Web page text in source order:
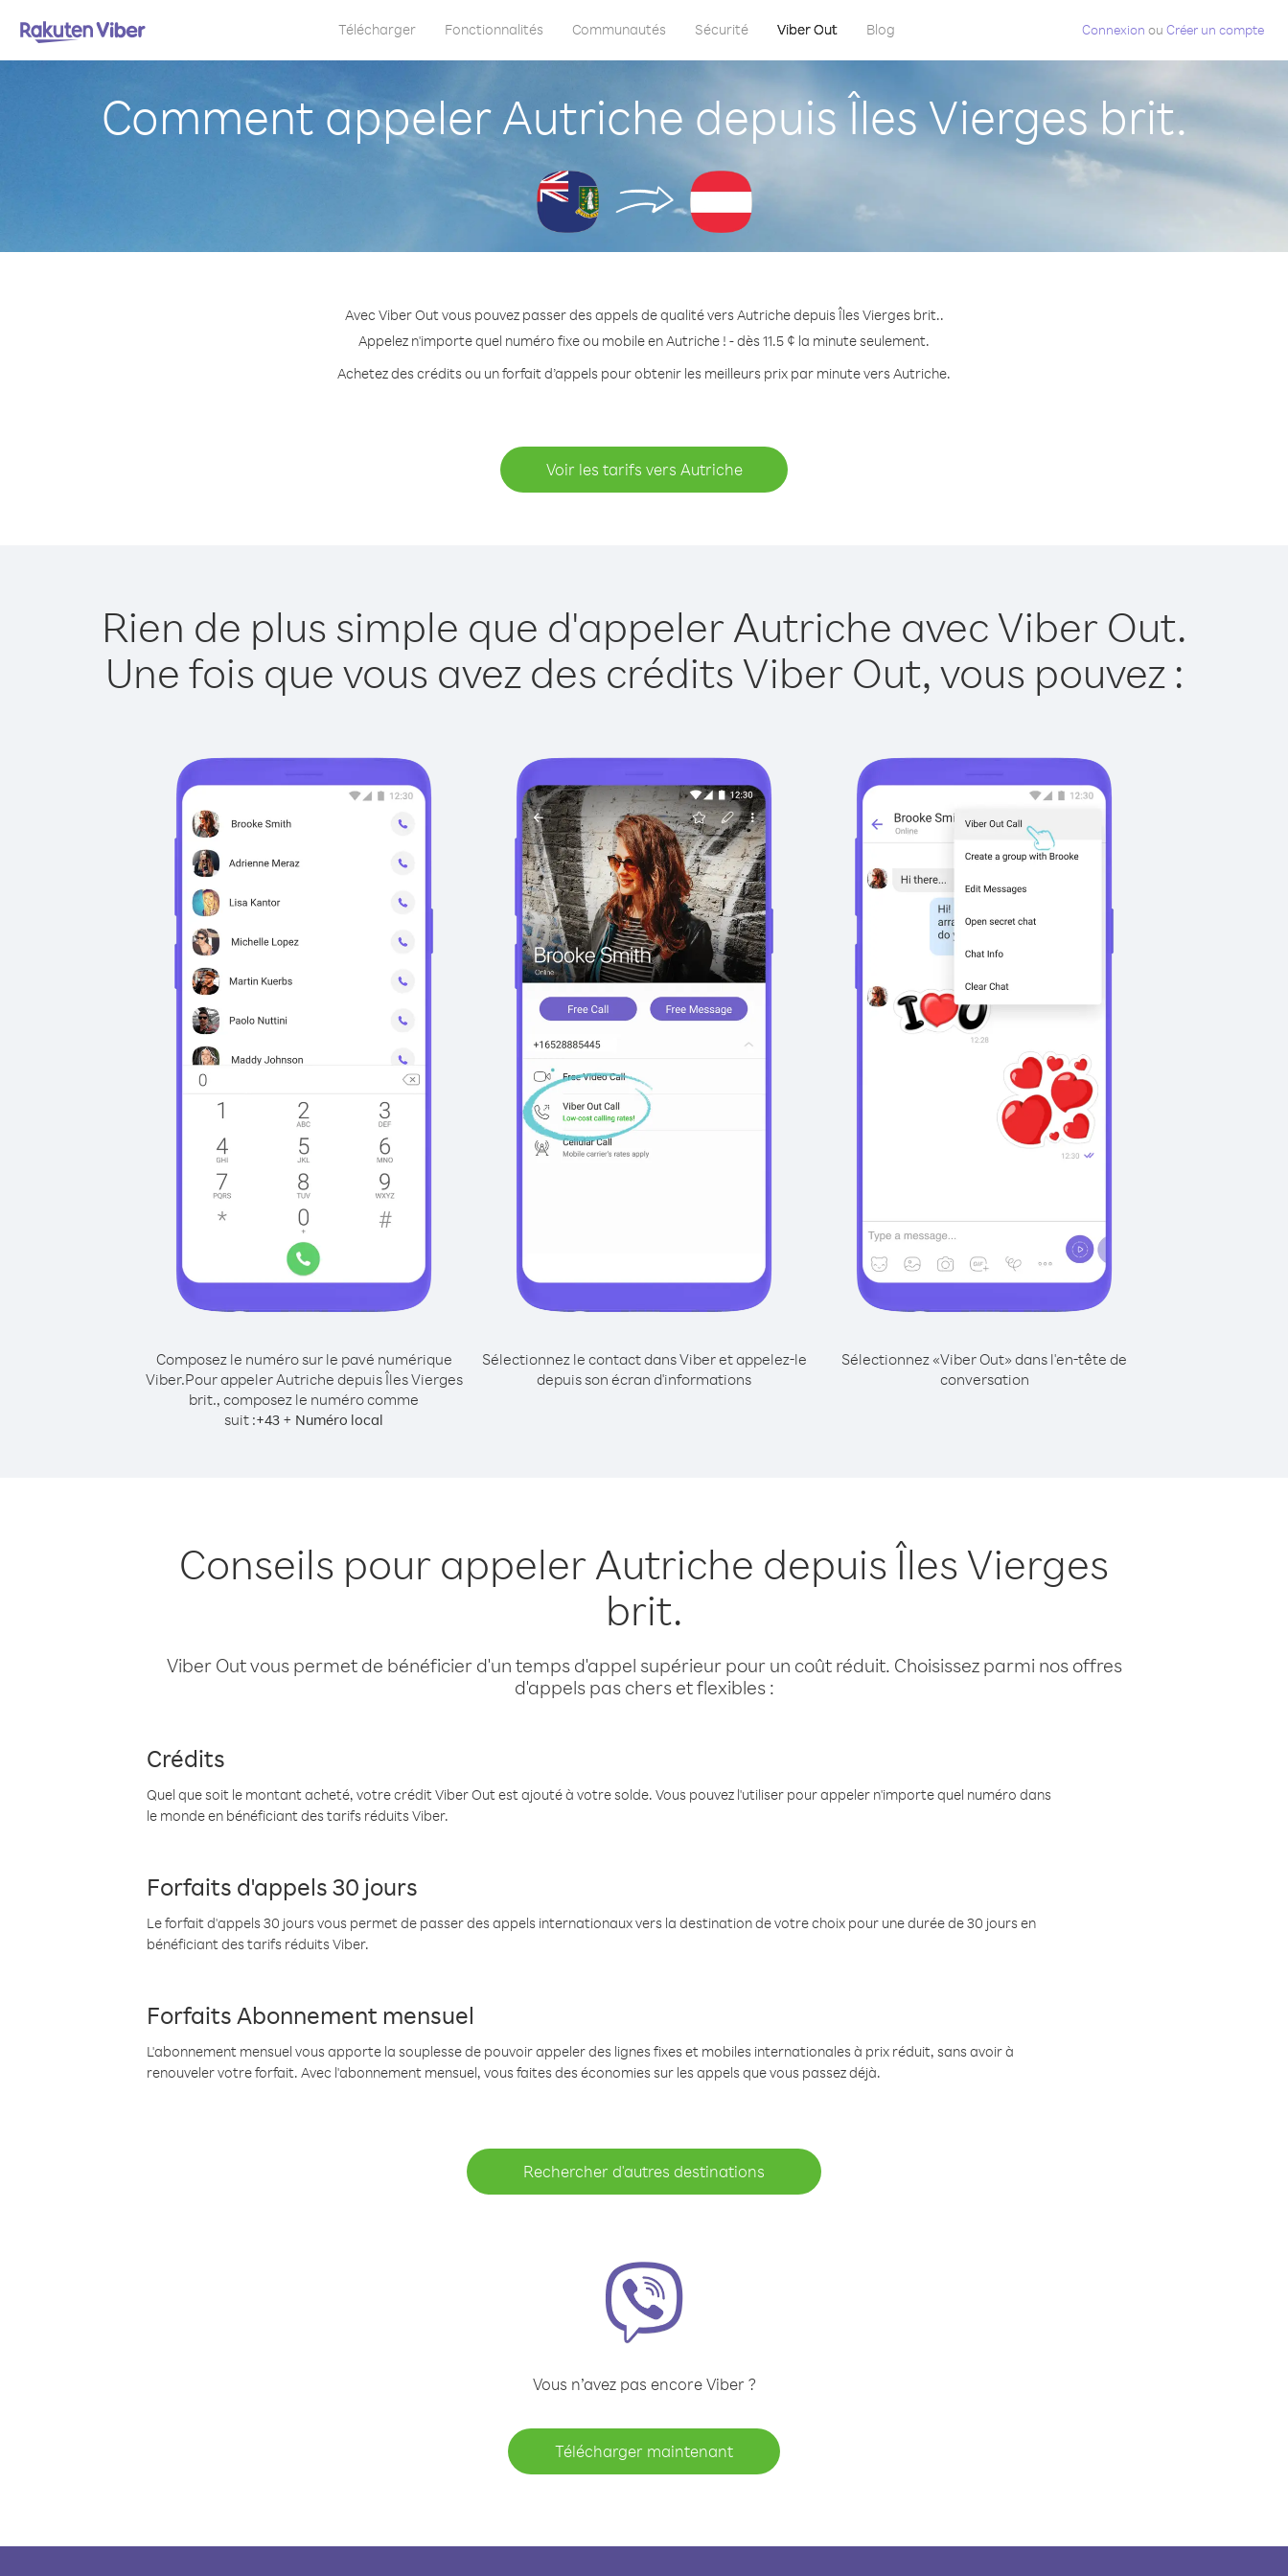
Télécharger Fonctionnalités Communautés Sécurité Viber Out Blog Connexion ou Créer un compte
Comment appeler Autriche depuis Îles Vierges brit.
Avec Viber Out vous pouvez passer des appels de qualité vers Autriche depuis Îles Vierges brit..
Appelez n'importe quel numéro fixe ou mobile en Autriche ! - dès 11.5 ¢ la minute seulement.
Achetez des crédits ou un forfait d’appels pour obtenir les meilleurs prix par minute vers Autriche.
Voir les tarifs vers Autriche
Rien de plus simple que d'appeler Autriche avec Viber Out.
Une fois que vous avez des crédits Viber Out, vous pouvez :
Composez le numéro sur le pavé numérique
Viber.Pour appeler Autriche depuis Îles Vierges
brit., composez le numéro comme
suit :+43 + Numéro local
Sélectionnez le contact dans Viber et appelez-le
depuis son écran d'informations
Sélectionnez «Viber Out» dans l'en-tête de
conversation
Conseils pour appeler Autriche depuis Îles Vierges
brit.
Viber Out vous permet de bénéficier d'un temps d'appel supérieur pour un coût réduit. Choisissez parmi nos offres
d'appels pas chers et flexibles :
Crédits
Quel que soit le montant acheté, votre crédit Viber Out est ajouté à votre solde. Vous pouvez l'utiliser pour appeler n'importe quel numéro dans
le monde en bénéficiant des tarifs réduits Viber.
Forfaits d'appels 30 jours
Le forfait d'appels 30 jours vous permet de passer des appels internationaux vers la destination de votre choix pour une durée de 30 jours en
bénéficiant des tarifs réduits Viber.
Forfaits Abonnement mensuel
L'abonnement mensuel vous apporte la souplesse de pouvoir appeler des lignes fixes et mobiles internationales à prix réduit, sans avoir à
renouveler votre forfait. Avec l'abonnement mensuel, vous faites des économies sur les appels que vous passez déjà.
Rechercher d'autres destinations
Vous n’avez pas encore Viber ?
Télécharger maintenant